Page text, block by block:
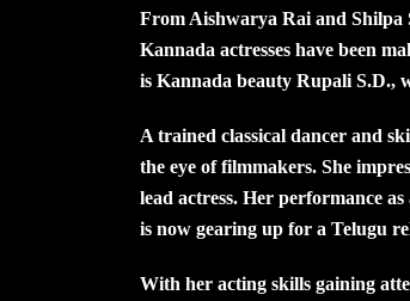
From Aishwarya Rai and
Kannada actresses have been
is Kannada beauty Rupali S.D.,
A trained classical dancer and
the eye of filmmakers. She
lead actress. Her performance
is now gearing up for a Telugu
With her acting skills gaining